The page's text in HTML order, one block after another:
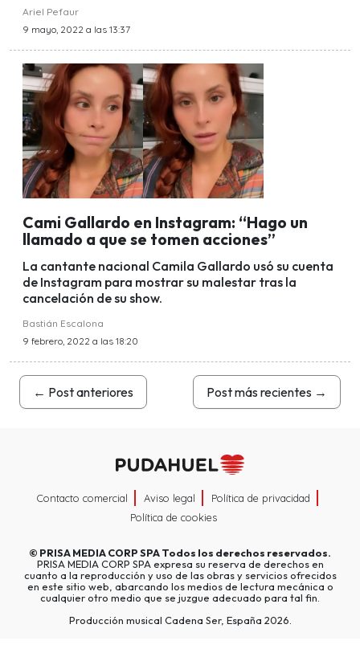
Ariel Pefaur
9 mayo, 2022 a las 13:37
Cami Gallardo en Instagram: “Hago un
llamado a que se tomen acciones”
La cantante nacional Camila Gallardo usó su cuenta
de Instagram para mostrar su malestar tras la
cancelación de su show.
Bastián Escalona
9 febrero, 2022 a las 18:20
← Post anteriores Post más recientes →
Contacto comercial Aviso legal
Política de privacidad
Política de cookies
© PRISA MEDIA CORP SPATodos los derechos reservados.
PRISA MEDIA CORP SPA expresa su reserva de derechos en
cuanto a la reproducción y uso de las obras y servicios ofrecidos
en este sitio web, abarcando los medios de lectura mecánica o
cualquier otro medio que se juzgue adecuado para tal fin.
Producción musical Cadena Ser, España 2026.